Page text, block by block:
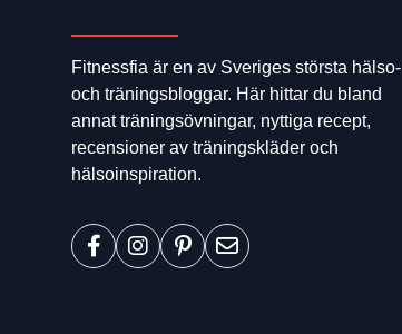
Fitnessfia är en av Sveriges största hälso-
och träningsbloggar. Här hittar du bland
annat träningsövningar, nyttiga recept,
recensioner av träningskläder och
hälsoinspiration.